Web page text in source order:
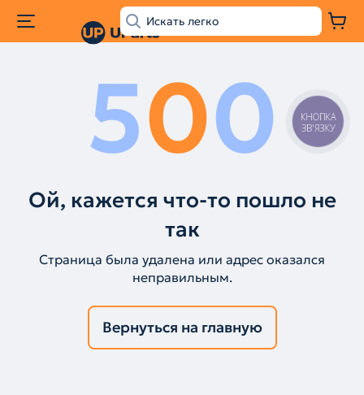
500
Ой, кажется что-то пошло не
так
Страница была удалена или адрес оказался
неправильным.
Вернуться на главную
КНОПКА
ЗВ'ЯЗКУ